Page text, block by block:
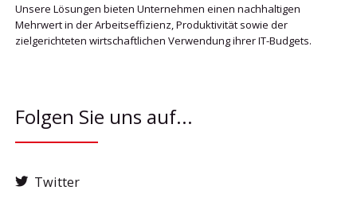
Unsere Lösungen bieten Unternehmen einen nachhaltigen
Mehrwert in der Arbeitseffizienz, Produktivität sowie der
zielgerichteten wirtschaftlichen Verwendung ihrer IT-Budgets.
Folgen Sie uns auf...
Twitter